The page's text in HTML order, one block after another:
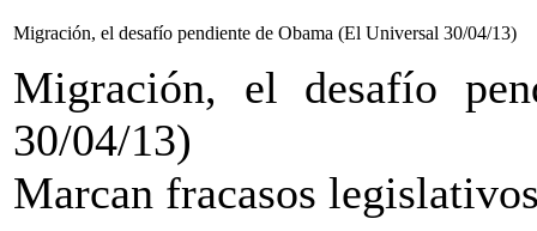
Migración, el desafío pendiente de Obama (El Universal 30/04/13)
Migración, el desafío
30/04/13)
Marcan fracasos